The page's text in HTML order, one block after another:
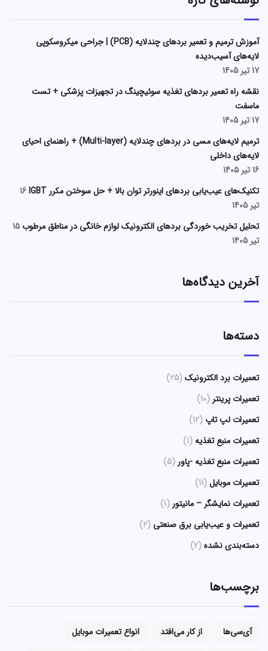
آموزش ترمیم و تعمیر بردهای چندلایه (PCB) | جراحی میکروسکوپی
لایه‌های آسیب‌دیده
17 تیر 1405
نقشه راه تعمیر بردهای تغذیه سوئیچینگ در تجهیزات پزشکی + تست
ماسفت
17 تیر 1405
ترمیم لایه‌های مسی در بردهای چندلایه (Multi-layer) + راهنمای احیای
لایه‌های داخلی
16 تیر 1405
تکنیک‌های عیب‌یابی بردهای اینورتر توان بالا + حل سوختن مکرر IGBT
16
تیر 1405
تحلیل تخریب خوردگی بردهای الکترونیک لوازم خانگی در مناطق مرطوب 15
تیر 1405
آخرین دیدگاه‌ها
دسته‌ها
تعمیرات برد الکترونیک(25)
تعمیرات پرینتر (10)
تعمیرات لپ تاپ (12)
تعمیرات منبع تغذیه(1)
تعمیرات منبع تغذیه -پاور (5)
تعمیرات موبایل(11)
تعمیرات نمایشگر – مانیتور (1)
تعمیرات و عیب‌یابی برق صنعتی (2)
دسته‌بندی نشده(2)
برچسب‌ها
آی‌سی‌ها از کار می‌افتد
انواع تعمیرات موبایل